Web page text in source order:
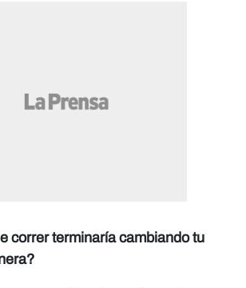
correr terminaría cambiando tu